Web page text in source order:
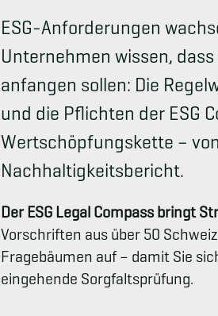
ESG-Anforderungen
Unternehmen wissen,
anfangen sollen: Die
und die Pflichten der ESG
Wertschöpfungskette –
Nachhaltigkeitsbericht.
Der ESG Legal Compass bringt
Vorschriften aus über 50
Fragebäumen auf – damit Sie
eingehende Sorgfaltsprüfung.